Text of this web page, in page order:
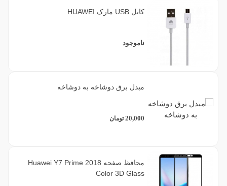
کابل USB مارک HUAWEI
ناموجود
مبدل برق دوشاخه به دوشاخه
20,000 تومان
محافظ صفحه Huawei Y7 Prime 2018
Color 3D Glass